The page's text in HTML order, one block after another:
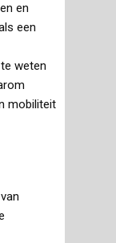
en
een
weten
mobiliteit